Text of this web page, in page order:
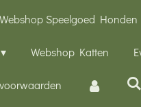
Webshop Speelgoed Honden
Webshop Katten